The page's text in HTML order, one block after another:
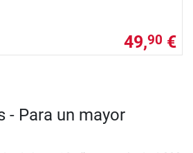
49,90 €
- Para un mayor